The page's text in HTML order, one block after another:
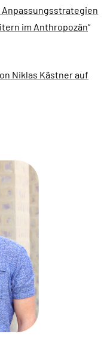
im Anthropozän“
Niklas Kästner auf